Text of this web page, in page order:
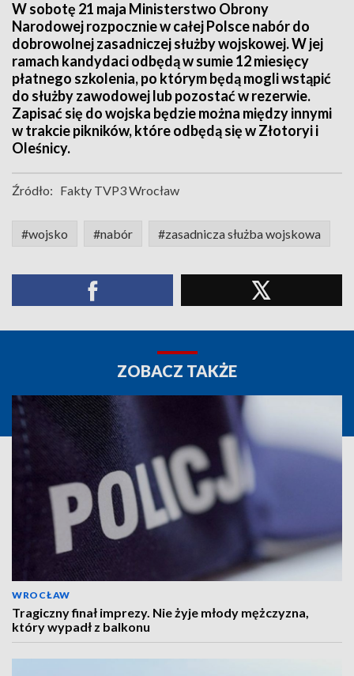
W sobotę 21 maja Ministerstwo Obrony
Narodowej rozpocznie w całej Polsce nabór do
dobrowolnej zasadniczej służby wojskowej. W jej
ramach kandydaci odbędą w sumie 12 miesięcy
płatnego szkolenia, po którym będą mogli wstąpić
do służby zawodowej lub pozostać w rezerwie.
Zapisać się do wojska będzie można między innymi
w trakcie pikników, które odbędą się w Złotoryi i
Oleśnicy.
Źródło: Fakty TVP3 Wrocław
#wojsko #nabór #zasadnicza służba wojskowa
ZOBACZ TAKŻE
WROCŁAW
Tragiczny finał imprezy. Nie żyje młody mężczyzna,
który wypadł z balkonu